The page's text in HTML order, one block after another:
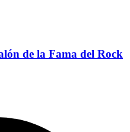
de la Fama del Rock